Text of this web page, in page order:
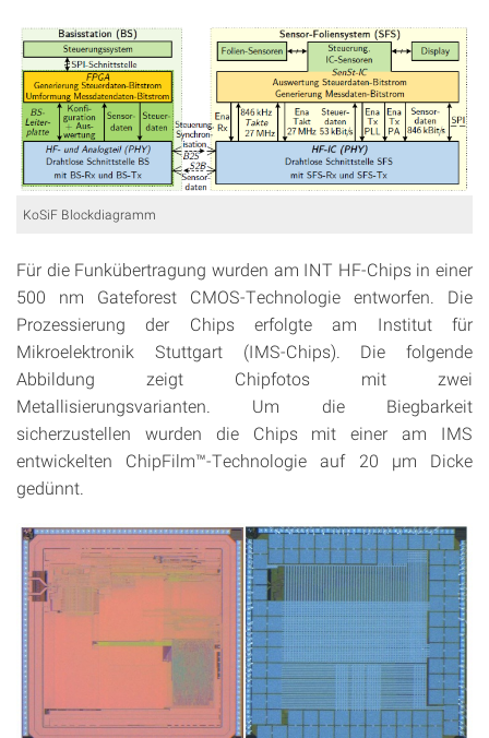
KoSiF Blockdiagramm
Für die Funkübertragung wurden am INT HF-Chips in einer
500 nm Gateforest CMOS-Technologie entworfen. Die
Prozessierung der Chips erfolgte am Institut für
Mikroelektronik Stuttgart (IMS-Chips). Die folgende
Abbildung zeigt Chipfotos mit zwei
Metallisierungsvarianten. Um die Biegbarkeit
sicherzustellen wurden die Chips mit einer am IMS
entwickelten ChipFilm™-Technologie auf 20 µm Dicke
gedünnt.